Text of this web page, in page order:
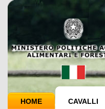
HOME CAVALLI